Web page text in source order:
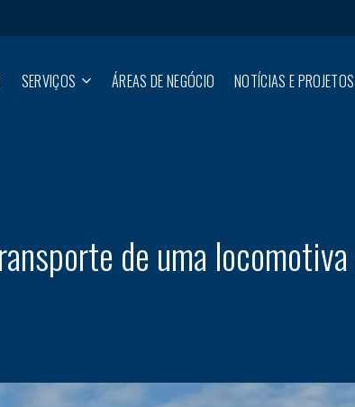
SERVIÇOS ÁREAS DE NEGÓCIO NOTÍCIAS E PROJETOS
de uma